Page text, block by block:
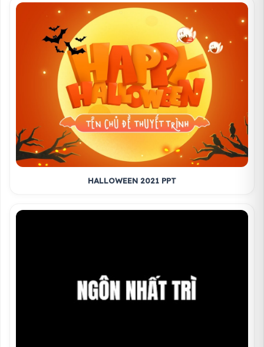
HALLOWEEN 2021 PPT